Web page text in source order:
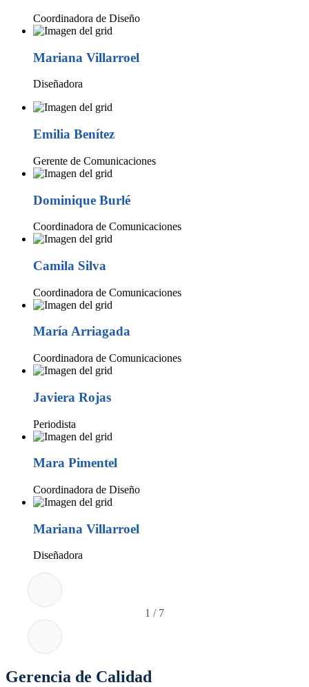
Coordinadora de Diseño
Mariana Villarroel
Diseñadora
Emilia Benítez
Gerente de Comunicaciones
Dominique Burlé
Coordinadora de Comunicaciones
Camila Silva
Coordinadora de Comunicaciones
María Arriagada
Coordinadora de Comunicaciones
Javiera Rojas
Periodista
Mara Pimentel
Coordinadora de Diseño
Mariana Villarroel
Diseñadora
1 / 7
Gerencia de Calidad